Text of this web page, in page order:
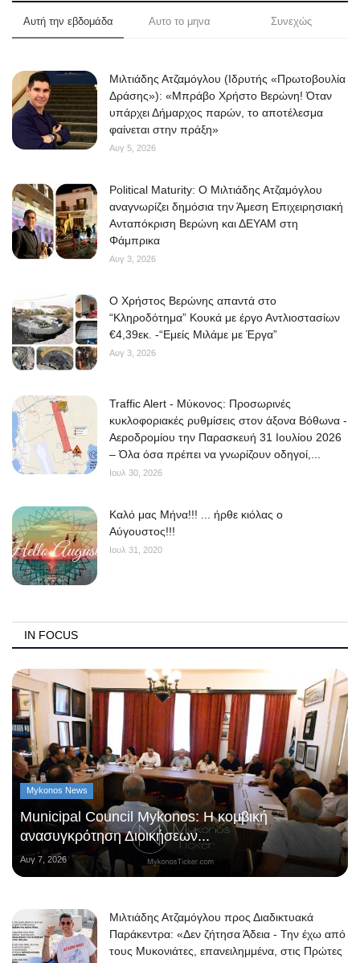
Αυτή την εβδομάδα Αυτο το μηνα Συνεχώς
Μιλτιάδης Ατζαμόγλου (Ιδρυτής «Πρωτοβουλία
Δράσης»): «Μπράβο Χρήστο Βερώνη! Όταν
υπάρχει Δήμαρχος παρών, το αποτέλεσμα
φαίνεται στην πράξη»
Αυγ 5, 2026
Political Maturity: Ο Μιλτιάδης Ατζαμόγλου
αναγνωρίζει δημόσια την Άμεση Επιχειρησιακή
Ανταπόκριση Βερώνη και ΔΕΥΑΜ στη
Φάμπρικα
Αυγ 3, 2026
O Χρήστος Βερώνης απαντά στο
“Κληροδότημα” Κουκά με έργο Αντλιοστασίων
€4,39εκ. -“Εμείς Μιλάμε με Έργα”
Αυγ 3, 2026
Traffic Alert - Μύκονος: Προσωρινές
κυκλοφοριακές ρυθμίσεις στον άξονα Βόθωνα -
Αεροδρομίου την Παρασκευή 31 Ιουλίου 2026
– Όλα όσα πρέπει να γνωρίζουν οδηγοί,...
Ιουλ 30, 2026
Kαλό μας Μήνα!!! ... ήρθε κιόλας ο
Αύγουστος!!!
Ιουλ 31, 2020
IN FOCUS
Mykonos News
Municipal Council Mykonos: Η κομβική
ανασυγκρότηση Διοικήσεων...
Αυγ 7, 2026
Μιλτιάδης Ατζαμόγλου προς Διαδικτυακά
Παράκεντρα: «Δεν ζήτησα Άδεια - Την έχω από
τους Μυκονιάτες, επανειλημμένα, στις Πρώτες